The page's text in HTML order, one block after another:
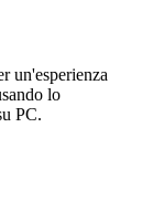
un'esperienza
lo
PC.